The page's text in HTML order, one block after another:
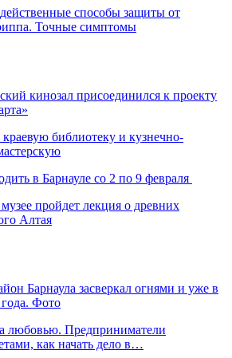
способы защиты от
Точные симптомы
кинозал присоединился к проекту
библиотеку и кузнечно-
в Барнауле со 2 по 9 февраля
пройдет лекция о древних
Алтая
Барнаула засверкал огнями и уже в
Фото
любовью. Предприниматели
как начать дело в…